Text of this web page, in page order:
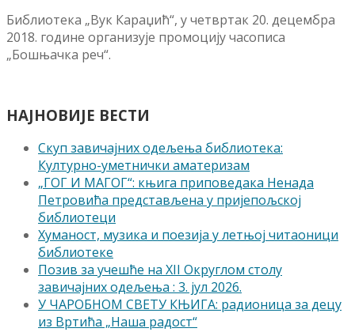
Библиотека „Вук Караџић“, у четвртак 20. децембра
2018. године организује промоцију часописа
„Бошњачка реч“.
НАЈНОВИЈЕ ВЕСТИ
Скуп завичајних одељења библиотека:
Културно-уметнички аматеризам
„ГОГ И МАГОГ“: књига приповедака Ненада
Петровића представљена у пријепољској
библиотеци
Хуманост, музика и поезија у летњој читаоници
библиотеке
Позив за учешће на XII Округлом столу
завичајних одељења : 3. јул 2026.
У ЧАРОБНОМ СВЕТУ КЊИГА: радионица за децу
из Вртића „Наша радост“